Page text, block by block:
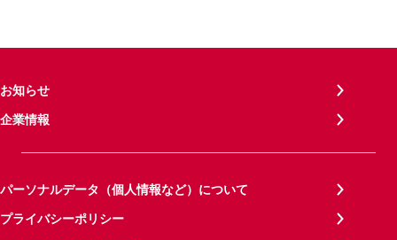
お知らせ
企業情報
パーソナルデータ（個人情報など）について
プライバシーポリシー